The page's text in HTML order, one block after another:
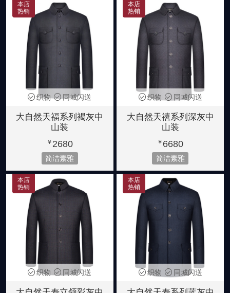
本店
热销
织物 同城闪送
大自然天福系列褐灰中
山装
￥ 2680
简洁素雅
本店
热销
织物 同城闪送
大自然天禧系列深灰中
山装
￥ 6680
简洁素雅
本店
热销
织物 同城闪送
本店
热销
织物 同城闪送